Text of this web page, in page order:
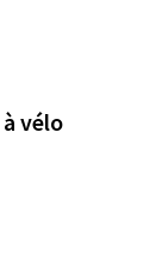
vélo